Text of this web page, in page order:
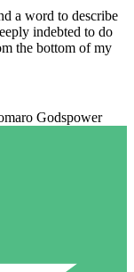
a word to describe
indebted to do
the bottom of my
Godspower